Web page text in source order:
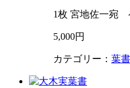
1枚 宮地佐一宛
5,000円
カテゴリー： 葉